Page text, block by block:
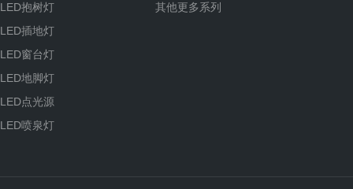
LED抱树灯
LED插地灯
LED窗台灯
LED地脚灯
LED点光源
LED喷泉灯
其他更多系列